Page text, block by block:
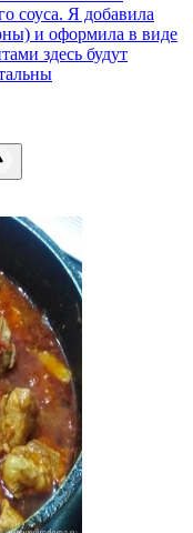
соуса. Я добавила
и оформила в виде
здесь будут